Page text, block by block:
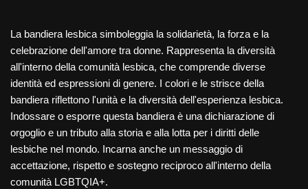
La bandiera lesbica simboleggia la solidarietà, la forza e la
celebrazione dell'amore tra donne. Rappresenta la diversità
all'interno della comunità lesbica, che comprende diverse
identità ed espressioni di genere. I colori e le strisce della
bandiera riflettono l'unità e la diversità dell'esperienza lesbica.
Indossare o esporre questa bandiera è una dichiarazione di
orgoglio e un tributo alla storia e alla lotta per i diritti delle
lesbiche nel mondo. Incarna anche un messaggio di
accettazione, rispetto e sostegno reciproco all'interno della
comunità LGBTQIA+.